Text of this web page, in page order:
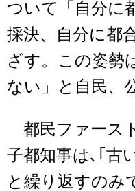
ついて「自分に
採決、自分に都
ざす。この姿勢
ない」と自民、
都民ファース
子都知事は､｢古
と繰り返すのみ